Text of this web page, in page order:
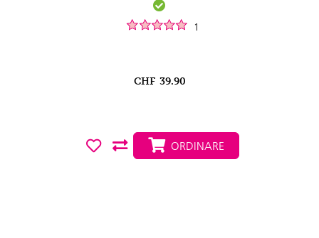
1
CHF 39.90
ORDINARE